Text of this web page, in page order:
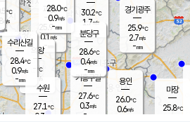
과천
25.9℃
0.1m/s
- mm
용인
26.0℃
0.6m/s
경기광주
25.9℃
2.7m/s
-mm
마장
25.8℃
의왕
- ℃
m/s
mm
℃
m/s
mm
30.2℃
1.7m/s
-mm
28.0℃
0.9m/s
-mm
기흥구갈
27.6℃
0.3m/s
-
수리산길
28.4℃
0.9m/s
-mm
분당구
28.6℃
0.4m/s
-mm
수원
27.1℃
0.3 m/s